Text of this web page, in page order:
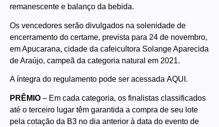
remanescente e balanço da bebida.
Os vencedores serão divulgados na solenidade de
encerramento do certame, prevista para 24 de novembro,
em Apucarana, cidade da cafeicultora Solange Aparecida
de Araújo, campeã da categoria natural em 2021.
A íntegra do regulamento pode ser acessada AQUI .
PRÊMIO – Em cada categoria, os finalistas classificados
até o terceiro lugar têm garantida a compra de seu lote
pela cotação da B3 no dia anterior à data do evento de